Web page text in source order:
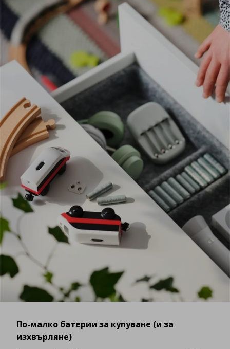
По-малко батерии за купуване (и за
изхвърляне)